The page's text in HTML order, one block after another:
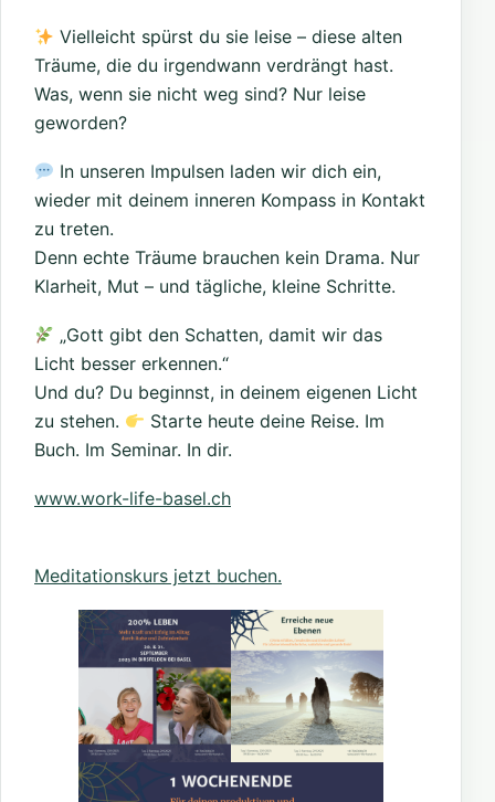
Vielleicht spürst du sie leise – diese alten
Träume, die du irgendwann verdrängt hast.
Was, wenn sie nicht weg sind? Nur leise
geworden?
In unseren Impulsen laden wir dich ein,
wieder mit deinem inneren Kompass in Kontakt
zu treten.
Denn echte Träume brauchen kein Drama. Nur
Klarheit, Mut – und tägliche, kleine Schritte.
„Gott gibt den Schatten, damit wir das
Licht besser erkennen.“
Und du? Du beginnst, in deinem eigenen Licht
zu stehen.
Starte heute deine Reise. Im
Buch. Im Seminar. In dir.
www.work-life-basel.ch
Meditationskurs jetzt buchen.